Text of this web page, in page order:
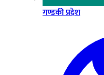
गण्डकी प्रदेश